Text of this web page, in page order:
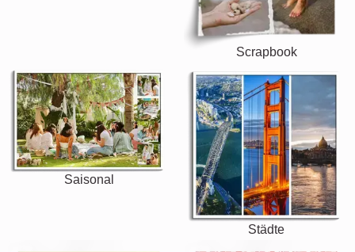
Scrapbook
Saisonal
Städte